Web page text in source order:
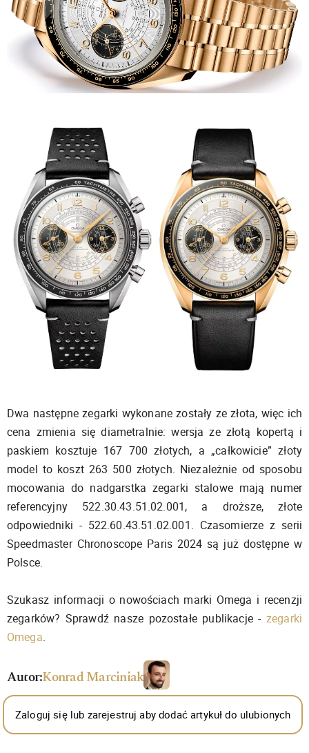
Dwa następne zegarki wykonane zostały ze złota, więc ich
cena zmienia się diametralnie: wersja ze złotą kopertą i
paskiem kosztuje 167 700 złotych, a „całkowicie” złoty
model to koszt 263 500 złotych. Niezależnie od sposobu
mocowania do nadgarstka zegarki stalowe mają numer
referencyjny 522.30.43.51.02.001, a droższe, złote
odpowiedniki - 522.60.43.51.02.001. Czasomierze z serii
Speedmaster Chronoscope Paris 2024 są już dostępne w
Polsce.
Szukasz informacji o nowościach marki Omega i recenzji
zegarków? Sprawdź nasze pozostałe publikacje - zegarki
Omega.
Autor:Konrad Marciniak
Zaloguj się lub zarejestruj aby dodać artykuł do ulubionych